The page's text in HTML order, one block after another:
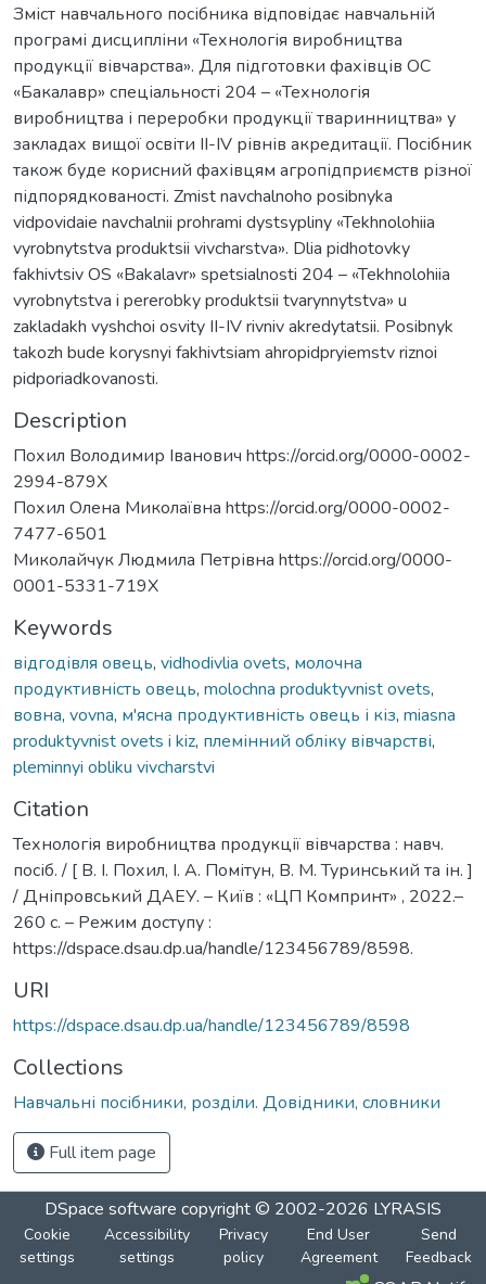
Зміст навчального посібника відповідає навчальній
програмі дисципліни «Технологія виробництва
продукції вівчарства». Для підготовки фахівців ОС
«Бакалавр» спеціальності 204 – «Технологія
виробництва і переробки продукції тваринництва» у
закладах вищої освіти II-IV рівнів акредитації. Посібник
також буде корисний фахівцям агропідприємств різної
підпорядкованості. Zmist navchalnoho posibnyka
vidpovidaie navchalnii prohrami dystsypliny «Tekhnolohiia
vyrobnytstva produktsii vivcharstva». Dlia pidhotovky
fakhivtsiv OS «Bakalavr» spetsialnosti 204 – «Tekhnolohiia
vyrobnytstva i pererobky produktsii tvarynnytstva» u
zakladakh vyshchoi osvity II-IV rivniv akredytatsii. Posibnyk
takozh bude korysnyi fakhivtsiam ahropidpryiemstv riznoi
pidporiadkovanosti.
Description
Похил Володимир Іванович https://orcid.org/0000-0002-
2994-879X
Похил Олена Миколаївна https://orcid.org/0000-0002-
7477-6501
Миколайчук Людмила Петрівна https://orcid.org/0000-
0001-5331-719X
Keywords
відгодівля овець, vidhodivlia ovets, молочна
продуктивність овець, molochna produktyvnist ovets,
вовна, vovna, м'ясна продуктивність овець і кіз, miasna
produktyvnist ovets i kiz, племінний обліку вівчарстві,
pleminnyi obliku vivcharstvi
Citation
Технологія виробництва продукції вівчарства : навч.
посіб. / [ В. І. Похил, І. А. Помітун, В. М. Туринський та ін. ]
/ Дніпровський ДАЕУ. – Київ : «ЦП Компринт» , 2022.–
260 с. – Режим доступу :
https://dspace.dsau.dp.ua/handle/123456789/8598.
URI
https://dspace.dsau.dp.ua/handle/123456789/8598
Collections
Навчальні посібники, розділи. Довідники, словники
Full item page
DSpace software copyright © 2002-2026 LYRASIS
Cookie
settings
Accessibility
settings
Privacy
policy
End User
Agreement
Send
Feedback